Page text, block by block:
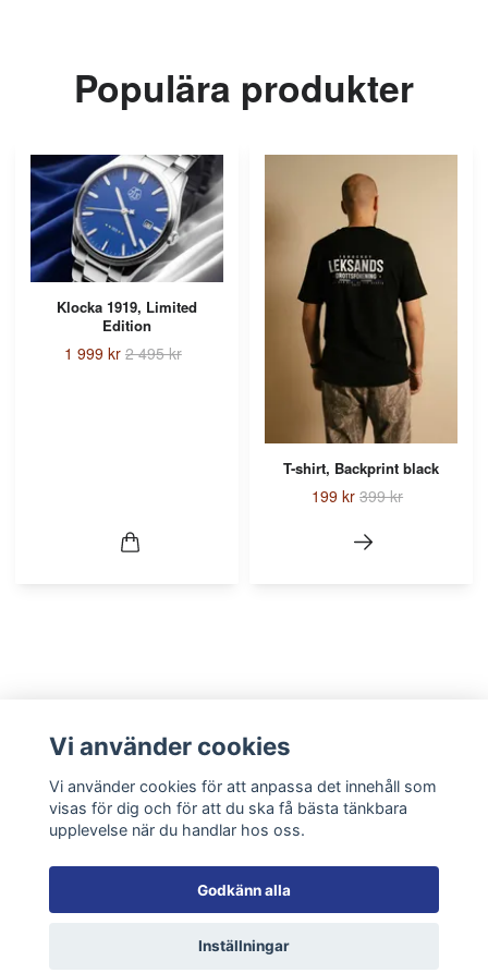
Populära produkter
Klocka 1919, Limited
Edition
1 999 kr 2 495 kr
T-shirt, Backprint black
199 kr 399 kr
Köpvillkor
Kontakt
Sociala medier
Vi använder cookies
Vi använder cookies för att anpassa det innehåll som
visas för dig och för att du ska få bästa tänkbara
upplevelse när du handlar hos oss.
Godkänn alla
Inställningar